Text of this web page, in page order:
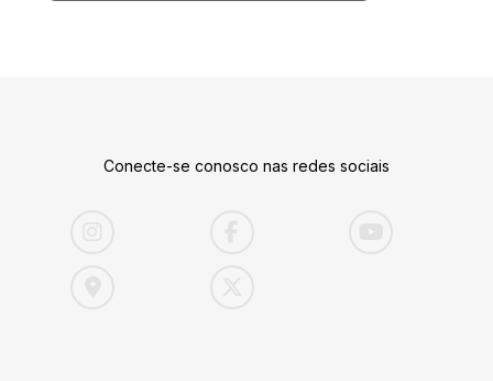
Conecte-se conosco nas redes sociais